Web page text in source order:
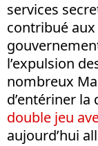
services
contribué
l’expulsion
nombreux
d’entériner
double jeu
aujourd’hui